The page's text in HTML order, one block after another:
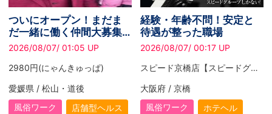
プライベートを大切にし
ながら働きたい方へ！有
給休暇あり
2026/08/07/ 02:15 UP
大阪府 / 日本橋
風俗ワーク
ホテヘル
稼ぐ意欲がある方はぜひ
スピードへ。未経験から
でも無理なく安定収入を
2026/08/07/ 01:21 UP
スピード梅田【スピードグループ】
大阪府 / 梅田
風俗ワーク
ホテヘル